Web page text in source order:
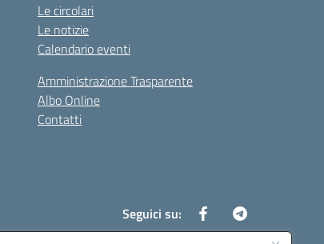
Le circolari
Le notizie
Calendario eventi
Amministrazione Trasparente
Albo Online
Contatti
Seguici su: